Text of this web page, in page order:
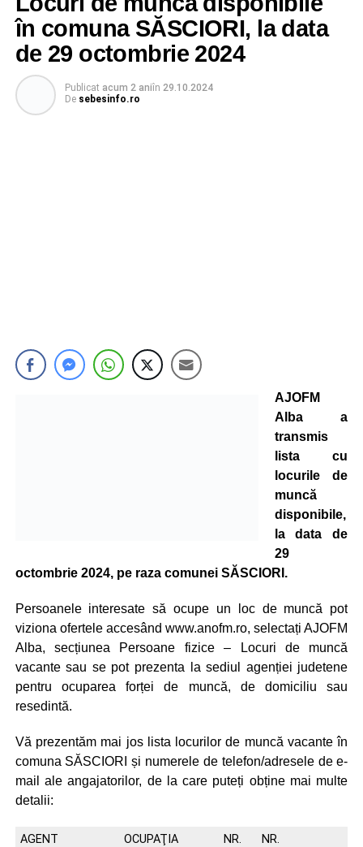
în comuna SĂSCIORI, la data
de 29 octombrie 2024
Publicat acum 2 aniîn 29.10.2024
De sebesinfo.ro
AJOFM
Alba a
transmis
lista cu
locurile de
muncă
disponibile,
la data de
29
octombrie 2024, pe raza comunei SĂSCIORI.
Persoanele interesate să ocupe un loc de muncă pot
viziona ofertele accesând www.anofm.ro, selectați AJOFM
Alba, secțiunea Persoane fizice – Locuri de muncă
vacante sau se pot prezenta la sediul agenției judetene
pentru ocuparea forței de muncă, de domiciliu sau
resedintă.
Vă prezentăm mai jos lista locurilor de muncă vacante în
comuna SĂSCIORI și numerele de telefon/adresele de e-
mail ale angajatorilor, de la care puteți obține mai multe
detalii:
AGENT OCUPAŢIA
NR.
NR.